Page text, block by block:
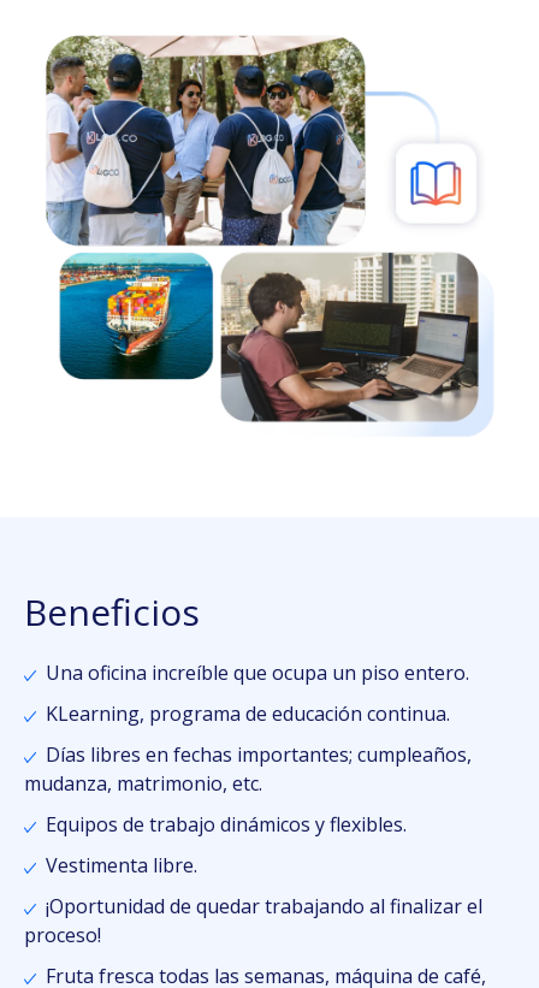
Beneficios
Una oficina increíble que ocupa un piso entero.
KLearning, programa de educación continua.
Días libres en fechas importantes; cumpleaños,
mudanza, matrimonio, etc.
Equipos de trabajo dinámicos y flexibles.
Vestimenta libre.
¡Oportunidad de quedar trabajando al finalizar el
proceso!
Fruta fresca todas las semanas, máquina de café,